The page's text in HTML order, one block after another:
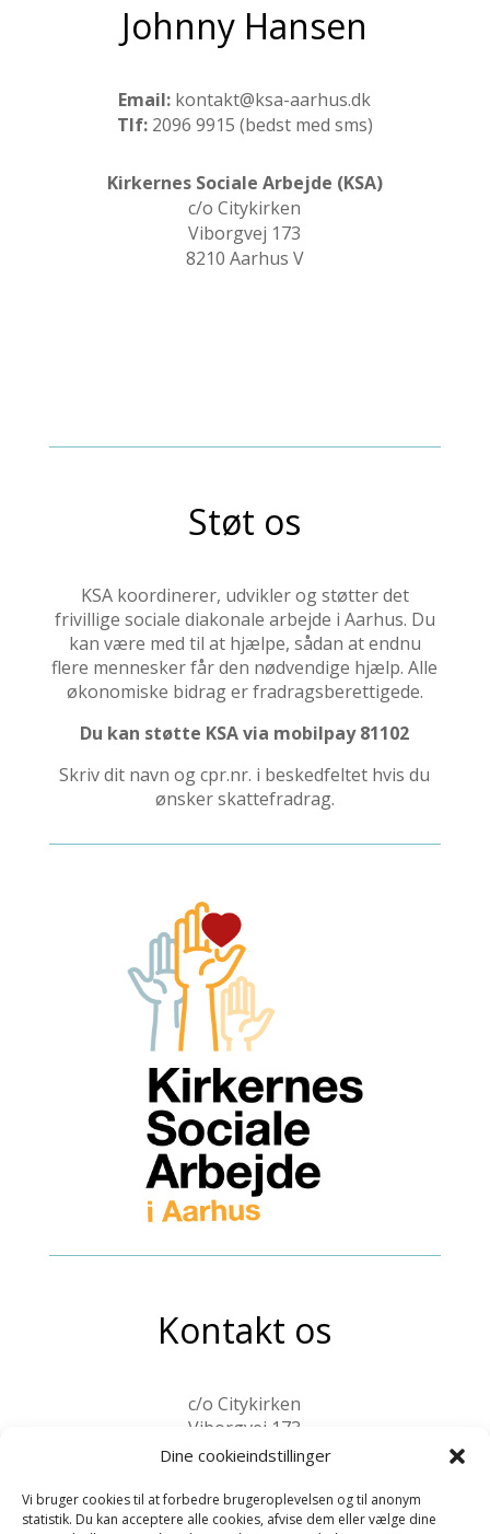
Dine cookieindstillinger
Vi bruger cookies til at forbedre brugeroplevelsen og til anonym
statistik. Du kan acceptere alle cookies, afvise dem eller vælge dine
Johnny Hansen
Email: kontakt@ksa-aarhus.dk
Tlf:2096 9915 (bedst med sms)
Kirkernes Sociale Arbejde (KSA)
c/o Citykirken
Viborgvej 173
8210 Aarhus V
Støt os
KSA koordinerer, udvikler og støtter det
frivillige sociale diakonale arbejde i Aarhus. Du
kan være med til at hjælpe, sådan at endnu
flere mennesker får den nødvendige hjælp. Alle
økonomiske bidrag er fradragsberettigede.
Du kan støtte KSA via mobilpay 81102
Skriv dit navn og cpr.nr. i beskedfeltet hvis du
ønsker skattefradrag.
Kontakt os
c/o Citykirken
Viborgvej 173
8210 Aarhus V
kontakt@ksa-aarhus.dk